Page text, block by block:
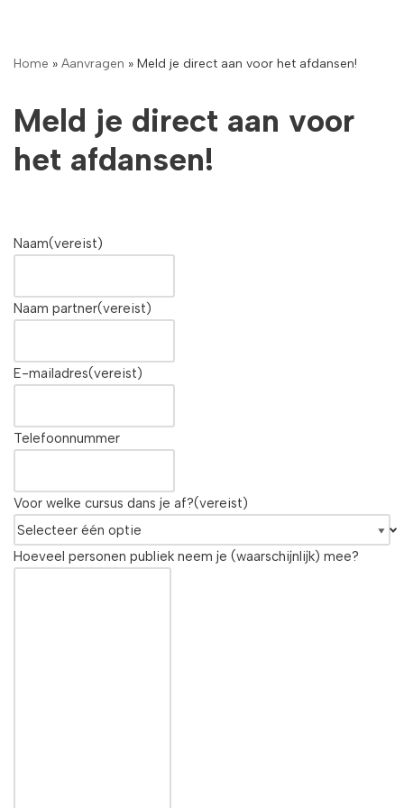
naar
inhoud
Home » Aanvragen » Meld je direct aan voor het afdansen!
Meld je direct aan voor
het afdansen!
Naam(vereist)
Naam partner(vereist)
E-mailadres(vereist)
Telefoonnummer
Voor welke cursus dans je af?(vereist)
Hoeveel personen publiek neem je (waarschijnlijk) mee?